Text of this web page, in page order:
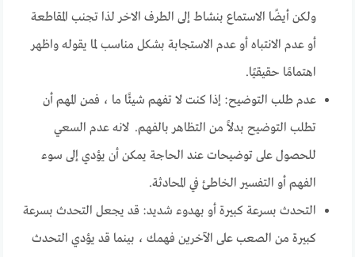
ولكن أيضًا الاستماع بنشاط إلى الطرف الاخر لذا تجنب المقاطعة
أو عدم الانتباه أو عدم الاستجابة بشكل مناسب لما يقوله واظهر
اهتمامًا حقيقيًا.
عدم طلب التوضيح: إذا كنت لا تفهم شيئًا ما ، فمن المهم أن
تطلب التوضيح بدلاً من التظاهر بالفهم. لانه عدم السعي
للحصول على توضيحات عند الحاجة يمكن أن يؤدي إلى سوء
الفهم أو التفسير الخاطئ في المحادثة.
التحدث بسرعة كبيرة أو بهدوء شديد: قد يجعل التحدث بسرعة
كبيرة من الصعب على الآخرين فهمك ، بينما قد يؤدي التحدث